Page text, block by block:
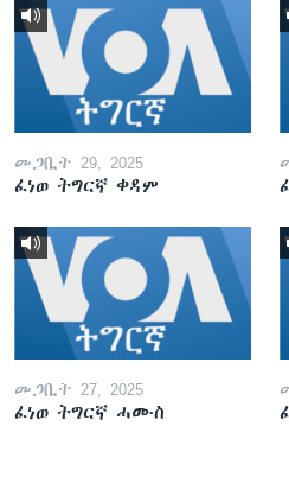
መጋቢት 29, 2025
ፈነወ ትግርኛ ቀዳም
መጋቢት 27, 2025
ፈነወ ትግርኛ ሓሙስ